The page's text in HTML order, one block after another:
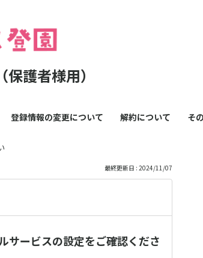
護者様用）
登録情報の変更について 解約について そ
最終更新日 : 2024/11/07
サービスの設定をご確認くださ